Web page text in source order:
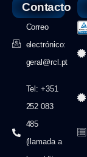
Contacto
Correo
electrónico:
geral@rcl.pt
Tel: +351
252 083
485
(llamada a